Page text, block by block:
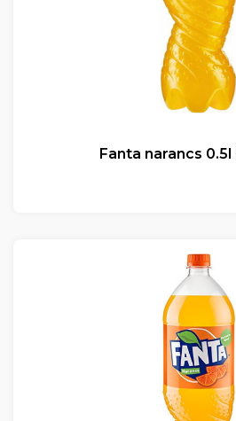
Fanta narancs 0.5l